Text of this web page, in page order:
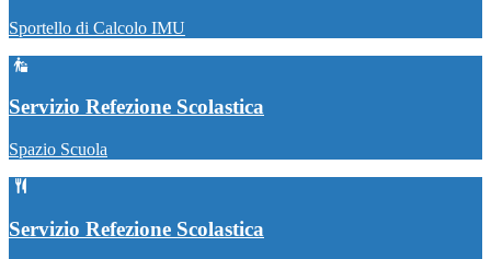
Sportello di Calcolo IMU
Servizio Refezione Scolastica
Spazio Scuola
Servizio Refezione Scolastica